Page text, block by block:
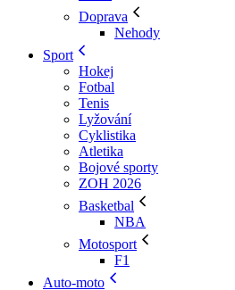
Doprava
Nehody
Sport
Hokej
Fotbal
Tenis
Lyžování
Cyklistika
Atletika
Bojové sporty
ZOH 2026
Basketbal
NBA
Motosport
F1
Auto-moto